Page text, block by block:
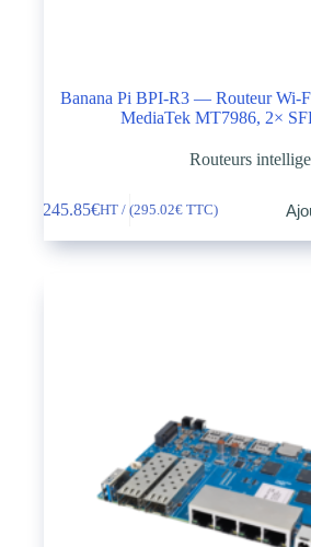
Banana Pi BPI-R3 — Routeur Wi-
MediaTek MT7986, 2×
Routeurs
245.85€HT / (295.02€TTC)